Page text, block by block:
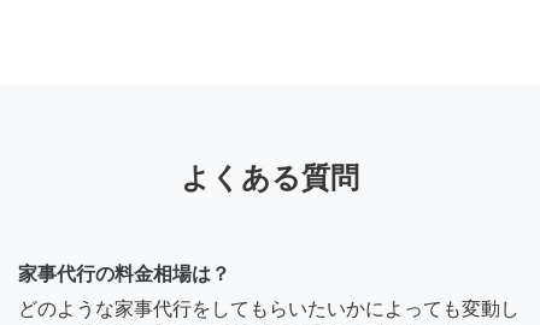
よくある質問
家事代行の料金相場は？
どのような家事代行をしてもらいたいかによっても変動し